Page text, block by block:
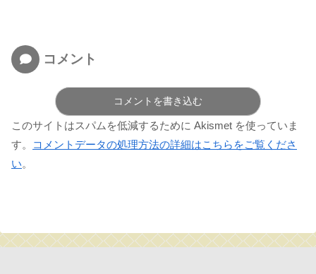
コメント
コメントを書き込む
このサイトはスパムを低減するために Akismet を使っていま
す。
コメントデータの処理方法の詳細はこちらをご覧くださ
い。